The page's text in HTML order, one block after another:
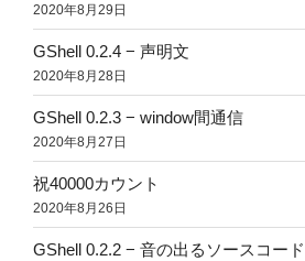
2020年8月29日
GShell 0.2.4 − 声明文
2020年8月28日
GShell 0.2.3 − window間通信
2020年8月27日
祝40000カウント
2020年8月26日
GShell 0.2.2 − 音の出るソースコード